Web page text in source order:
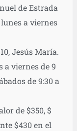
de Estrada
a viernes
Jesús María.
a viernes de 9
de 9:30 a
de $350, $
$430 en el